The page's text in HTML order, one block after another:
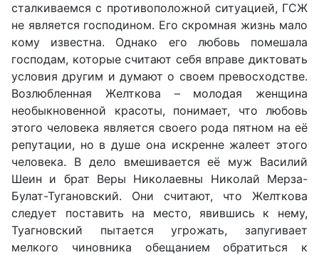
сталкиваемся с противоположной ситуацией, ГСЖ
не является господином. Его скромная жизнь мало
кому известна. Однако его любовь помешала
господам, которые считают себя вправе диктовать
условия другим и думают о своем превосходстве.
Возлюбленная Желткова – молодая женщина
необыкновенной красоты, понимает, что любовь
этого человека является своего рода пятном на её
репутации, но в душе она искренне жалеет этого
человека. В дело вмешивается её муж Василий
Шеин и брат Веры Николаевны Николай Мерза-
Булат-Тугановский. Они считают, что Желткова
следует поставить на место, явившись к нему,
Туагновский пытается угрожать, запугивает
мелкого чиновника обещанием обратиться к